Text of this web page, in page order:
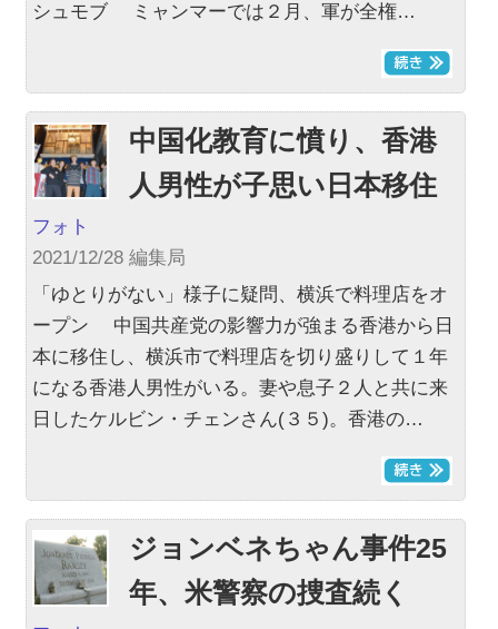
シュモブ ミャンマーでは２月、軍が全権…
中国化教育に憤り、香港
人男性が子思い日本移住
フォト
2021/12/28 編集局
「ゆとりがない」様子に疑問、横浜で料理店をオ
ープン 中国共産党の影響力が強まる香港から日
本に移住し、横浜市で料理店を切り盛りして１年
になる香港人男性がいる。妻や息子２人と共に来
日したケルビン・チェンさん(３５)。香港の…
ジョンベネちゃん事件25
年、米警察の捜査続く